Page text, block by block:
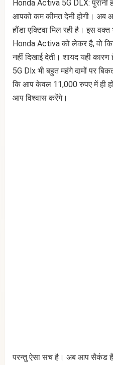
Honda Activa 5G DLX: पुरानी
आपको कम कीमत देनी होगी। अब
हौंडा एक्टिवा मिल रही है। इस वक्त
Honda Activa को लेकर है, वो
नहीं दिखाई देती। शायद यही
5G Dlx भी बहुत महंगे दामों पर
कि आप केवल 11,000 रुपए में ही
आप विश्वास करेंगे।
परन्तु ऐसा सच है। अब आप सैकंड